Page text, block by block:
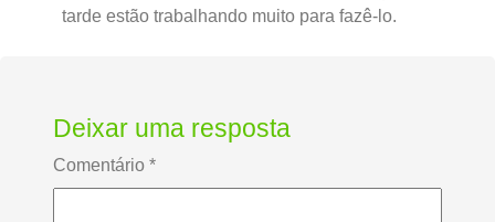
tarde estão trabalhando muito para fazê-lo.
Deixar uma resposta
Comentário *